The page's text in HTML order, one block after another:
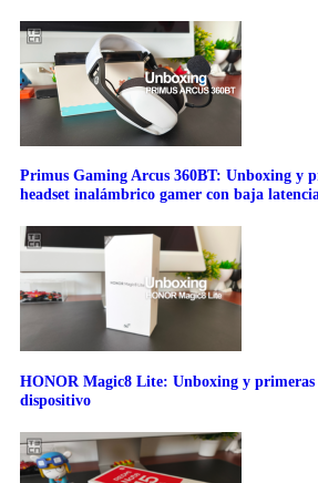
Primus Gaming Arcus 360BT: Unboxing y
headset inalámbrico gamer con baja
HONOR Magic8 Lite: Unboxing y primeras
dispositivo